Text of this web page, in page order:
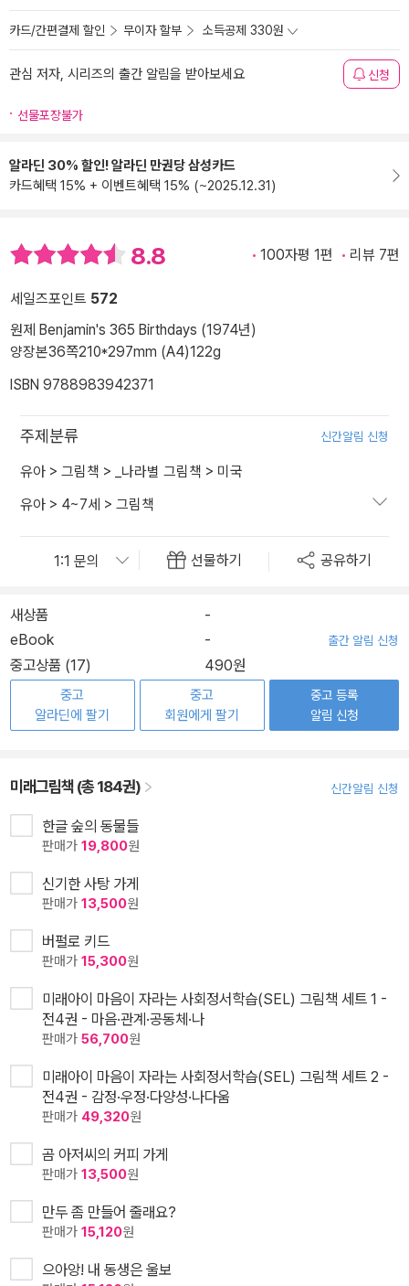
카드/간편결제 할인 무이자 할부 소득공제 330원
관심 저자, 시리즈의 출간 알림을 받아보세요 신청
선물포장불가
알라딘 30% 할인! 알라딘 만권당 삼성카드
카드혜택 15% + 이벤트혜택 15% (~2025.12.31)
8.8 100자평 1편 리뷰 7편
세일즈포인트 572
원제 Benjamin's 365 Birthdays (1974년)
양장본36쪽210*297mm (A4)122g
ISBN 9788983942371
주제분류 신간알림 신청
유아 > 그림책 > _나라별 그림책 > 미국
유아 > 4~7세 > 그림책
선물하기 공유하기
새상품
-
eBook
- 출간 알림 신청
중고상품 (17) 490원
중고
알라딘에 팔기
중고
회원에게 팔기
중고 등록
알림 신청
미래그림책 (총 184권) 신간알림 신청
한글 숲의 동물들
판매가 19,800원
신기한 사탕 가게
판매가 13,500원
버펄로 키드
판매가 15,300원
미래아이 마음이 자라는 사회정서학습(SEL) 그림책 세트 1 -
전4권 - 마음·관계·공동체·나
판매가 56,700원
미래아이 마음이 자라는 사회정서학습(SEL) 그림책 세트 2 -
전4권 - 감정·우정·다양성·나다움
판매가 49,320원
곰 아저씨의 커피 가게
판매가 13,500원
만두 좀 만들어 줄래요?
판매가 15,120원
으아앙! 내 동생은 울보